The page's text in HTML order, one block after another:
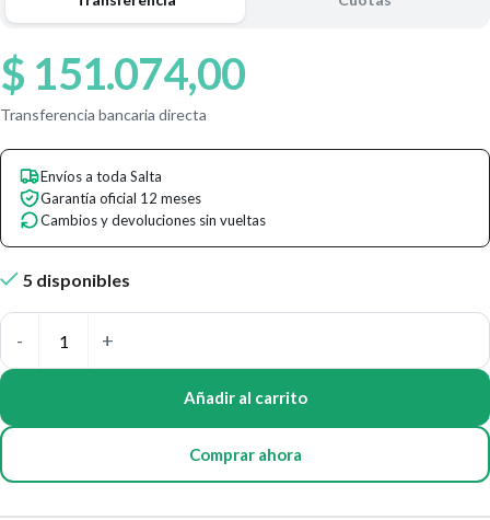
$ 151.074,00
Transferencia bancaria directa
Envíos a toda Salta
Garantía oficial 12 meses
Cambios y devoluciones sin vueltas
5 disponibles
Añadir al carrito
Comprar ahora